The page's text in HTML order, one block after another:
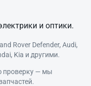
и оптики.
Rover Defender, Audi,
Kia и другими.
проверку — мы